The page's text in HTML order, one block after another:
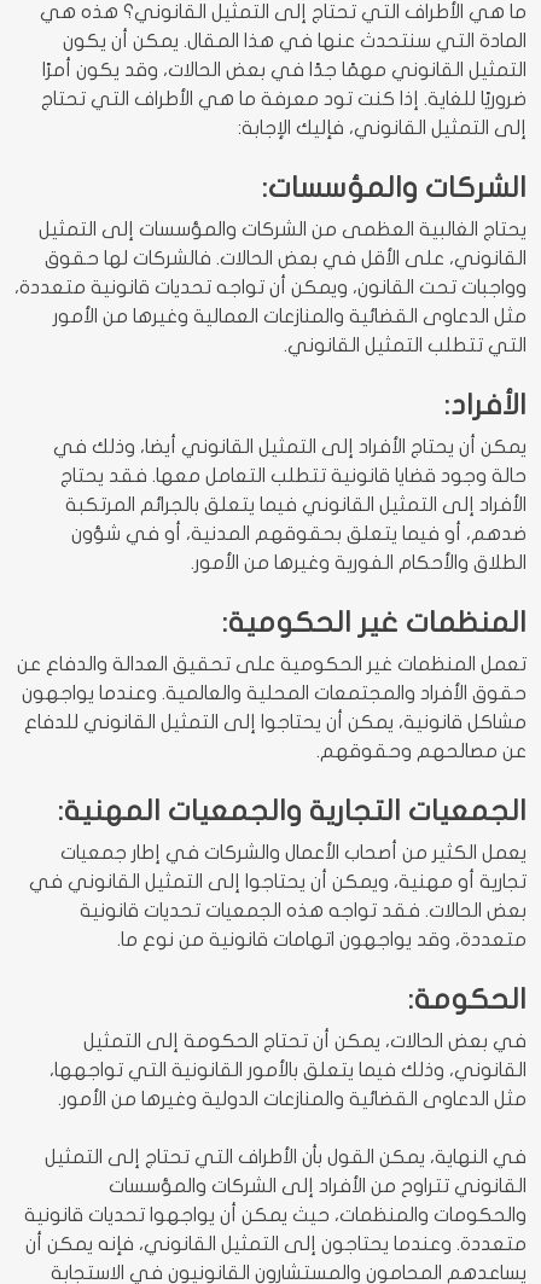
ما هي الأطراف التي تحتاج إلى التمثيل القانوني؟ هذه هي
المادة التي سنتحدث عنها في هذا المقال. يمكن أن يكون
التمثيل القانوني مهمًا جدًا في بعض الحالات، وقد يكون أمرًا
ضروريًا للغاية. إذا كنت تود معرفة ما هي الأطراف التي تحتاج
إلى التمثيل القانوني، فإليك الإجابة:
الشركات والمؤسسات:
يحتاج الغالبية العظمى من الشركات والمؤسسات إلى التمثيل
القانوني، على الأقل في بعض الحالات. فالشركات لها حقوق
وواجبات تحت القانون، ويمكن أن تواجه تحديات قانونية متعددة،
مثل الدعاوى القضائية والمنازعات العمالية وغيرها من الأمور
التي تتطلب التمثيل القانوني.
الأفراد:
يمكن أن يحتاج الأفراد إلى التمثيل القانوني أيضا، وذلك في
حالة وجود قضايا قانونية تتطلب التعامل معها. فقد يحتاج
الأفراد إلى التمثيل القانوني فيما يتعلق بالجرائم المرتكبة
ضدهم، أو فيما يتعلق بحقوقهم المدنية، أو في شؤون
الطلاق والأحكام الفورية وغيرها من الأمور.
المنظمات غير الحكومية:
تعمل المنظمات غير الحكومية على تحقيق العدالة والدفاع عن
حقوق الأفراد والمجتمعات المحلية والعالمية. وعندما يواجهون
مشاكل قانونية، يمكن أن يحتاجوا إلى التمثيل القانوني للدفاع
عن مصالحهم وحقوقهم.
الجمعيات التجارية والجمعيات المهنية:
يعمل الكثير من أصحاب الأعمال والشركات في إطار جمعيات
تجارية أو مهنية، ويمكن أن يحتاجوا إلى التمثيل القانوني في
بعض الحالات. فقد تواجه هذه الجمعيات تحديات قانونية
متعددة، وقد يواجهون اتهامات قانونية من نوع ما.
الحكومة:
في بعض الحالات، يمكن أن تحتاج الحكومة إلى التمثيل
القانوني، وذلك فيما يتعلق بالأمور القانونية التي تواجهها،
مثل الدعاوى القضائية والمنازعات الدولية وغيرها من الأمور.
في النهاية، يمكن القول بأن الأطراف التي تحتاج إلى التمثيل
القانوني تتراوح من الأفراد إلى الشركات والمؤسسات
والحكومات والمنظمات، حيث يمكن أن يواجهوا تحديات قانونية
متعددة. وعندما يحتاجون إلى التمثيل القانوني، فإنه يمكن أن
يساعدهم المحامون والمستشارون القانونيون في الاستجابة